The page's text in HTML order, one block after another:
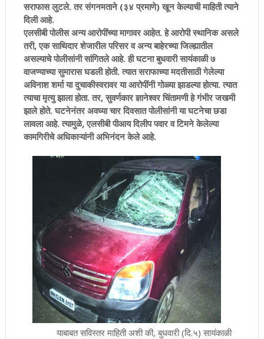
सराफास लुटले. तर संगनमताने (३४ प्रमाणे) खून केल्याची माहिती त्याने
दिली आहे.
एलसीबी पोलीस अन्य आरोपींच्या मागावर आहेत. हे आरोपी स्थानिक असले
तरी, एक साथिदार शेजारील परिसर व अन्य बाहेरच्या जिल्ह्यातील
असल्याचे पोलीसांनी सांगितले आहे. ही घटना बुधवारी सायंकाळी ७
वाजण्याच्या सुमारास घडली होती. त्यात सराफाच्या मदतीसाठी गेलेल्या
अविनाश शर्मा या दुचाकीस्वरावर या आरोपींनी गोळ्या झाडल्या होत्या. त्यात
त्याचा मृत्यु झाला होता. तर, सुवर्णकार ज्ञानेश्वर चिंतामणी हे गंभीर जखमी
झाले होते. घटनेनंतर अवघ्या चार दिवसात पोलीसांनी या घटनेचा छडा
लावला आहे. त्यामुळे, एलसीबी पीआय दिलीप पवार व टिमने केलेल्या
कामगिरीचे अधिकाऱ्यांनी अभिनंदन केले आहे.
याबाबत सविस्तर माहिती अशी की, बुधवारी (दि.५) सायंकाळी